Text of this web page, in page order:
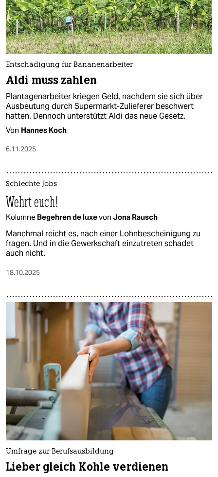
Entschädigung für Bananenarbeiter
Aldi muss zahlen
Plantagenarbeiter kriegen Geld, nachdem sie sich über
Ausbeutung durch Supermarkt-Zulieferer beschwert
hatten. Dennoch unterstützt Aldi das neue Gesetz.
Von Hannes Koch
6.11.2025
Schlechte Jobs
Wehrt euch!
Kolumne Begehren de luxevon Jona Rausch
Manchmal reicht es, nach einer Lohnbescheinigung zu
fragen. Und in die Gewerkschaft einzutreten schadet
auch nicht.
18.10.2025
Umfrage zur Berufsausbildung
Lieber gleich Kohle verdienen